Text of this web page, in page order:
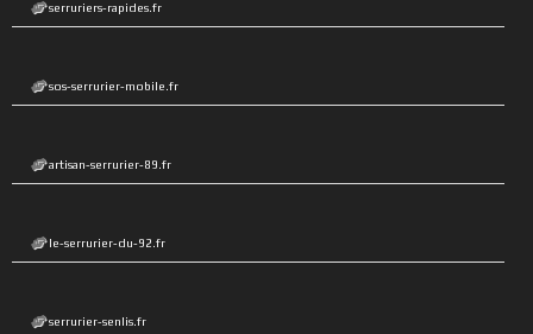
serruriers-rapides.fr
sos-serrurier-mobile.fr
artisan-serrurier-89.fr
le-serrurier-du-92.fr
serrurier-senlis.fr